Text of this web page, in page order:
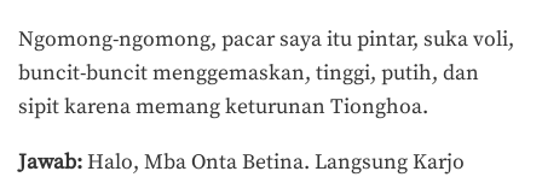
Ngomong-ngomong, pacar saya itu pintar, suka voli,
buncit-buncit menggemaskan, tinggi, putih, dan
sipit karena memang keturunan Tionghoa.
Jawab:Halo, Mba Onta Betina. Langsung Karjo